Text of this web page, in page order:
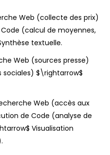
Web (collecte des prix)
(calcul de moyennes,
textuelle.
Web (sources presse)
sociales) $\rightarrow$
Web (accès aux
de Code (analyse de
Visualisation